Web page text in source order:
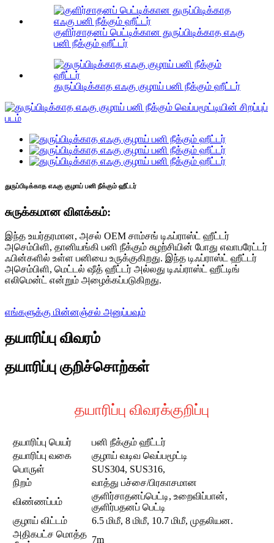
குளிர்சாதனப் பெட்டிக்கான துருப்பிடிக்காத எஃகு
பனி நீக்கும் ஹீட்டர்
துருப்பிடிக்காத எஃகு குழாய் பனி நீக்கும் ஹீட்டர்
துருப்பிடிக்காத எஃகு குழாய் பனி நீக்கும் ஹீட்டர்
சுருக்கமான விளக்கம்:
இந்த உயர்தரமான, அசல் OEM சாம்சங் டிஃப்ராஸ்ட் ஹீட்டர்
அசெம்பிளி, தானியங்கி பனி நீக்கும் சுழற்சியின் போது எவாபரேட்டர்
ஃபின்களில் உள்ள பனியை உருக்குகிறது. இந்த டிஃப்ராஸ்ட் ஹீட்டர்
அசெம்பிளி, மெட்டல் ஷீத் ஹீட்டர் அல்லது டிஃப்ராஸ்ட் ஹீட்டிங்
எலிமென்ட் என்றும் அழைக்கப்படுகிறது.
எங்களுக்கு மின்னஞ்சல் அனுப்பவும்
தயாரிப்பு விவரம்
தயாரிப்பு குறிச்சொற்கள்
தயாரிப்பு விவரக்குறிப்பு
தயாரிப்பு பெயர்
பனி நீக்கும் ஹீட்டர்
தயாரிப்பு வகை
குழாய் வடிவ வெப்பமூட்டி
பொருள்
SUS304, SUS316,
நிறம்
வாத்து பச்சை/பிரகாசமான
விண்ணப்பம்
குளிர்சாதனப்பெட்டி, உறைவிப்பான்,
குளிர்பதனப் பெட்டி
குழாய் விட்டம்
6.5 மிமீ, 8 மிமீ, 10.7 மிமீ, முதலியன.
அதிகபட்ச மொத்த
7m